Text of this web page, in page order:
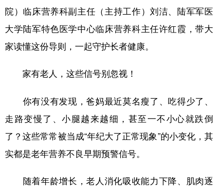
院）临床营养科副主任（主持工作）刘洁、陆军军医
大学陆军特色医学中心临床营养科主任许红霞，带大
家读懂这份导则，一起守护长者健康。
家有老人，这些信号别忽视！
你有没有发现，爸妈最近莫名瘦了、吃得少了、
走路变慢了、小腿越来越细，甚至一不小心就跌倒
了？这些常常被当成“年纪大了正常现象”的小变化，其
实都是老年营养不良早期预警信号。
随着年龄增长，老人消化吸收能力下降、肌肉逐